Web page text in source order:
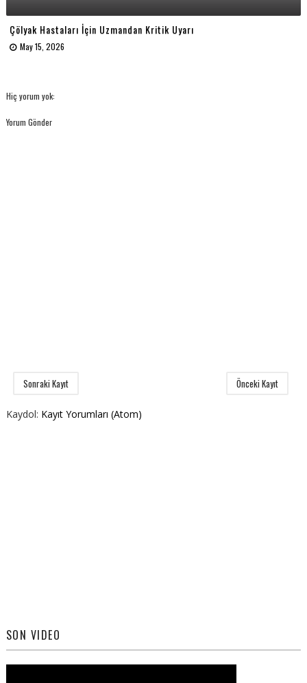
Çölyak Hastaları İçin Uzmandan Kritik Uyarı
May 15, 2026
Hiç yorum yok:
Yorum Gönder
Sonraki Kayıt Önceki Kayıt
Kaydol: Kayıt Yorumları (Atom)
SON VIDEO